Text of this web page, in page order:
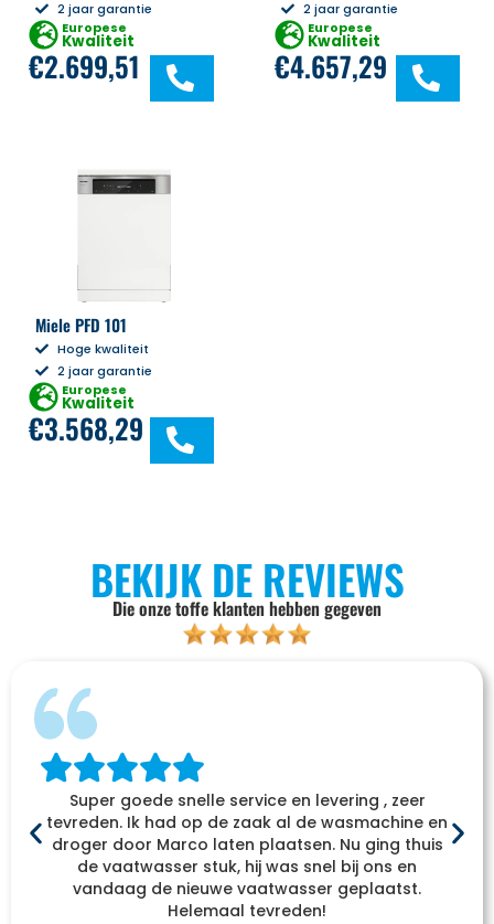
2 jaar garantie
Europese
Kwaliteit
€2.699,51
2 jaar garantie
Europese
Kwaliteit
€4.657,29
Miele PFD 101
Hoge kwaliteit
2 jaar garantie
Europese
Kwaliteit
€3.568,29
BEKIJK DE REVIEWS
Die onze toffe klanten hebben gegeven
Super goede snelle service en levering , zeer
tevreden. Ik had op de zaak al de wasmachine en
droger door Marco laten plaatsen. Nu ging thuis
de vaatwasser stuk, hij was snel bij ons en
vandaag de nieuwe vaatwasser geplaatst.
Helemaal tevreden!